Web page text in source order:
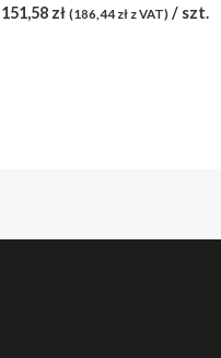
151,58 zł (186,44zł z VAT) / szt.